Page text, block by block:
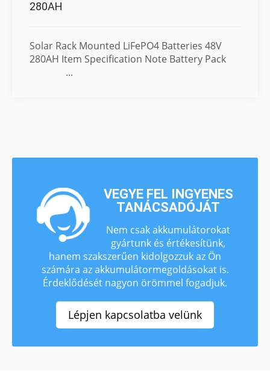
280AH
Solar Rack Mounted LiFePO4 Batteries 48V
280AH Item Specification Note Battery Pack
...
VEGYE FEL INGYENES
TANÁCSADÓJÁT
Nem csak akkumulátorokat
gyártunk és értékesítünk,
hanem szakszerűen kidolgozzuk az Ön
számára az akkumulátormegoldásokat is.
Érdeklődését nagyon örömmel fogadjuk.
Lépjen kapcsolatba velünk